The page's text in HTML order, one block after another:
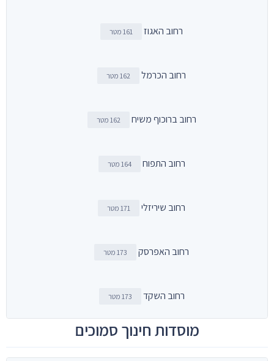
רחוב האגוז 161 מטר
רחוב הכרמל 162 מטר
רחוב ברוכוף משיח 162 מטר
רחוב התפוח 164 מטר
רחוב שיריזלי 171 מטר
רחוב האפרסק 173 מטר
רחוב השקד 173 מטר
מוסדות חינוך סמוכים